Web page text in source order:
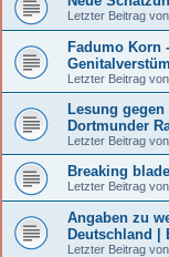
Letzter Beitrag von
Fadumo Korn
Letzter Beitrag von
Lesung
Dortmunder
Letzter Beitrag von
Breaking
Letzter Beitrag von
Angaben zu
Deutschland |
Letzter Beitrag von